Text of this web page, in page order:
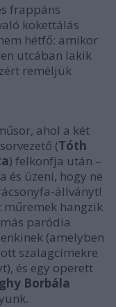
frappáns
kokettálás
hétfő: amikor
utcában lakik
reméljük
ahol a két
(Tóth
) felkonfja után –
és üzeni, hogy ne
állványt!
hangzik
paródia
(amelyben
szalagcímekre
és egy operett
Borbála